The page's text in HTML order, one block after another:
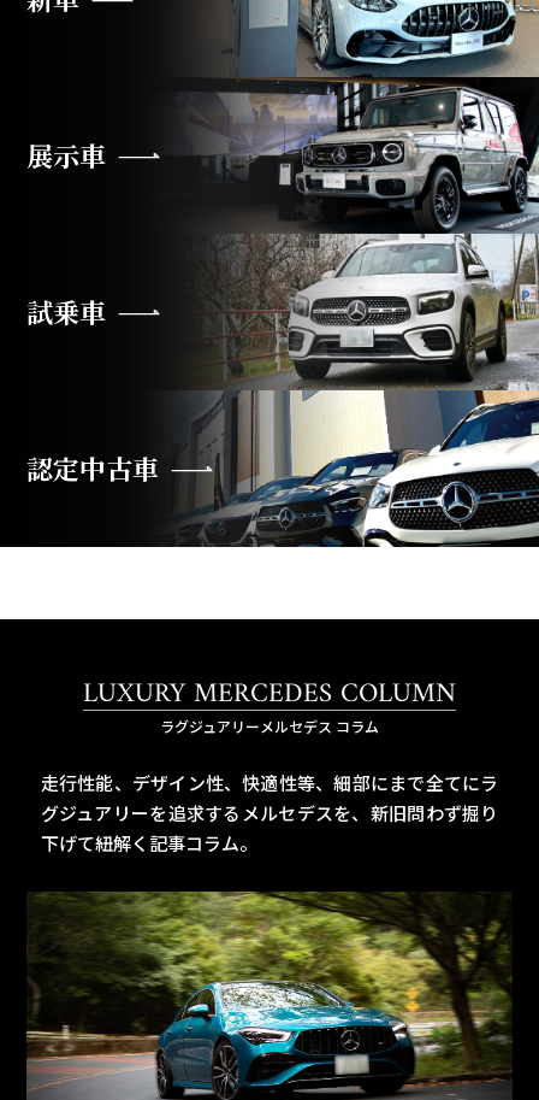
展示車
試乗車
認定中古車
LUXURY MERCEDES COLUMN
ラグジュアリーメルセデス コラム
走行性能、デザイン性、快適性等、細部にまで全てにラ
グジュアリーを追求するメルセデスを、 新旧問わず掘り
下げて紐解く記事コラム。